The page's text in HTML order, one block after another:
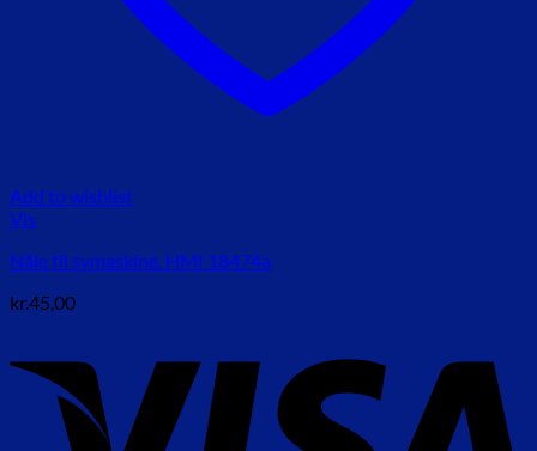
Add to wishlist
Vis
Nåle til symaskine. HMI 18474a
kr.45,00